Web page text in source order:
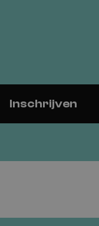
Inschrijven